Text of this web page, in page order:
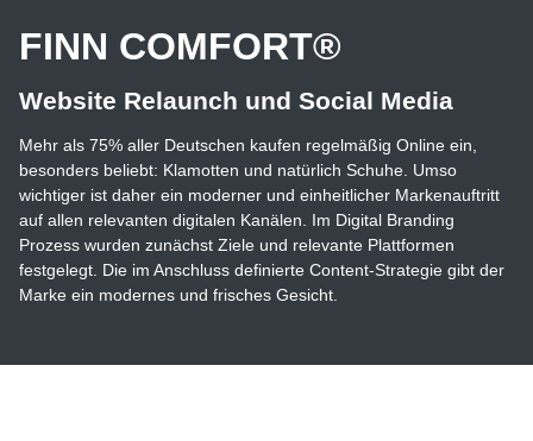
FINN COMFORT®
Website Relaunch und Social Media
Mehr als 75% aller Deutschen kaufen regelmäßig Online ein,
besonders beliebt: Klamotten und natürlich Schuhe. Umso
wichtiger ist daher ein moderner und einheitlicher Markenauftritt
auf allen relevanten digitalen Kanälen. Im Digital Branding
Prozess wurden zunächst Ziele und relevante Plattformen
festgelegt. Die im Anschluss definierte Content-Strategie gibt der
Marke ein modernes und frisches Gesicht.